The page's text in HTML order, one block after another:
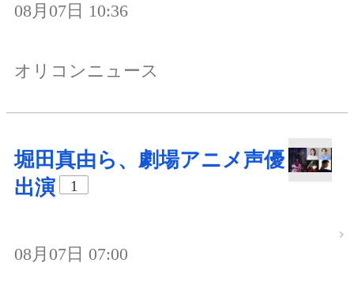
08月07日 10:36
オリコンニュース
堀田真由ら、劇場アニメ声優
出演
1
08月07日 07:00